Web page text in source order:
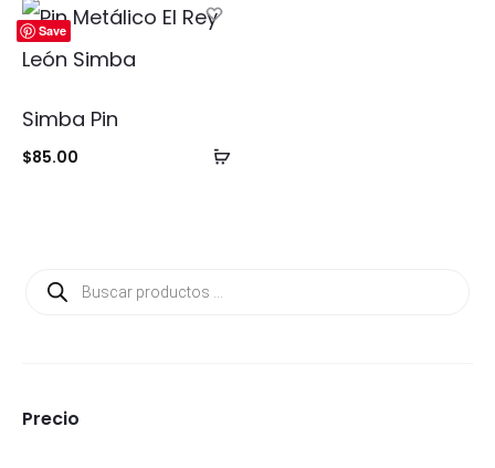
Save
Añadir
Simba Pin
$85.00
Búsqueda
de
Precio